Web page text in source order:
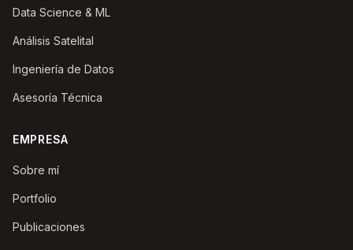
Data Science & ML
Análisis Satelital
Ingeniería de Datos
Asesoría Técnica
EMPRESA
Sobre mí
Portfolio
Publicaciones